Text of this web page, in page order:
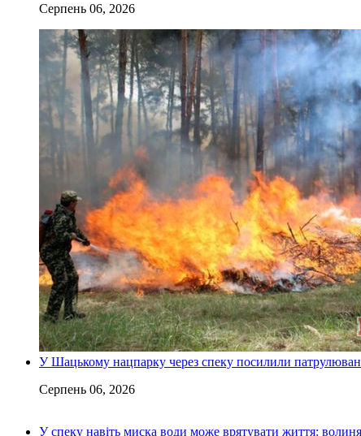
Серпень 06, 2026
У Шацькому нацпарку через спеку посилили
Серпень 06, 2026
У спеку навіть миска води може врятувати життя: